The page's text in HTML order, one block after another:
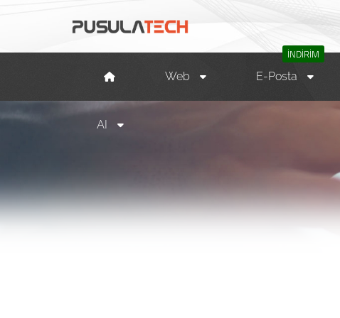
Web
İNDİRİM
E-Posta
AI